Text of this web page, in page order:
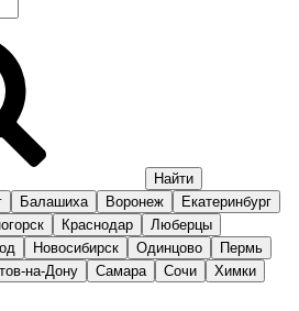
Балашиха Воронеж
Екатеринбург
Краснодар
Люберцы
Новосибирск Одинцово
Пермь
на-Дону Самара Сочи
Химки